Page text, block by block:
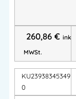
raste
Dezente
Schni
tt
Bund
FlexZone –
260,86 € inkl.
MWSt.
KU2393834534975
0